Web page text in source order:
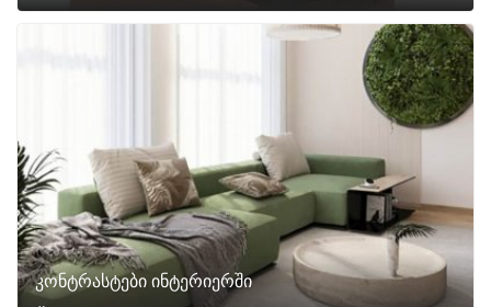
კონტრასტები ინტერიერში